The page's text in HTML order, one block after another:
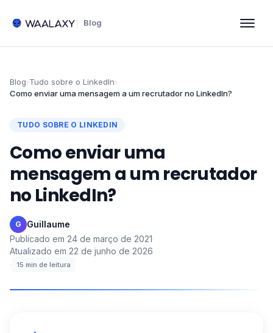
Blog
Blog›Tudo sobre o LinkedIn›
Como enviar uma mensagem a um recrutador no LinkedIn?
TUDO SOBRE O LINKEDIN
Como enviar uma
mensagem a um recrutador
no LinkedIn?
G Guillaume·
Publicado em 24 de março de 2021·
Atualizado em 22 de junho de 2026
·
15 min de leitura